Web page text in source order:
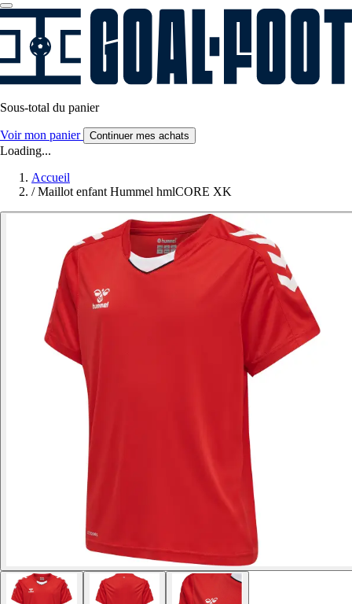
Sous-total du panier
Voir mon panier Continuer mes achats
Loading...
Accueil
/ Maillot enfant Hummel hmlCORE XK